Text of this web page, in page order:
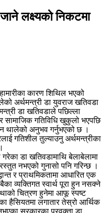
लक्ष्यको निकटमा
कारण शिथिल भएको
अर्थमन्त्री डा युवराज खतिवडा
डा खतिवडाले पछिल्ला
सामाजिक गतिविधि खुकुलो भएपछि
थालेको अनुभव गर्नुभएको छ ।
गतिशील तुल्याउनु अर्थमन्त्रीका
डा खतिवडामाथि बेलाबेलामा
नभएको गुनासो पनि गरिन्छ ।
र प्राथमिकतामा आधारित एक
व्यक्तिगत स्वार्थ पूरा हुन नसक्ने
चित्रण हुनेमा आफू स्पष्ट
हैसियतमा लगातार तेस्रो आर्थिक
सरकारका प्रवक्ता डा